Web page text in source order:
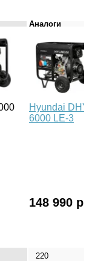
Аналоги
Hyundai DHY
6000 LE-3
148 990 р.
220